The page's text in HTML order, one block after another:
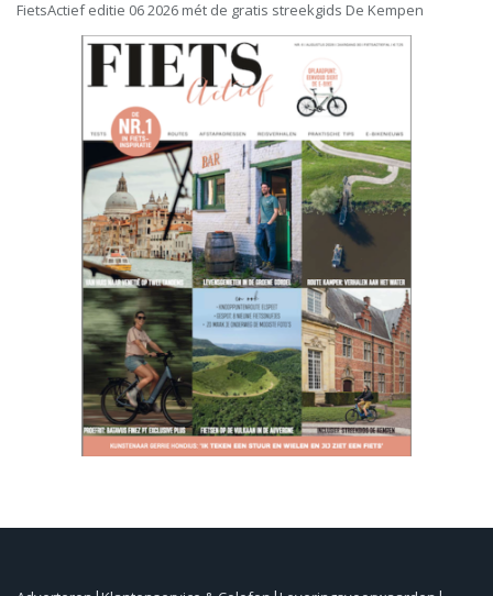
FietsActief editie 06 2026 mét de gratis streekgids De Kempen